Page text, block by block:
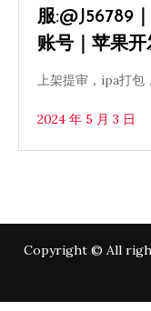
服:@J56789
账号｜苹果
上架提审，ipa打
2024 年 5 月 3 日
Copyright © All